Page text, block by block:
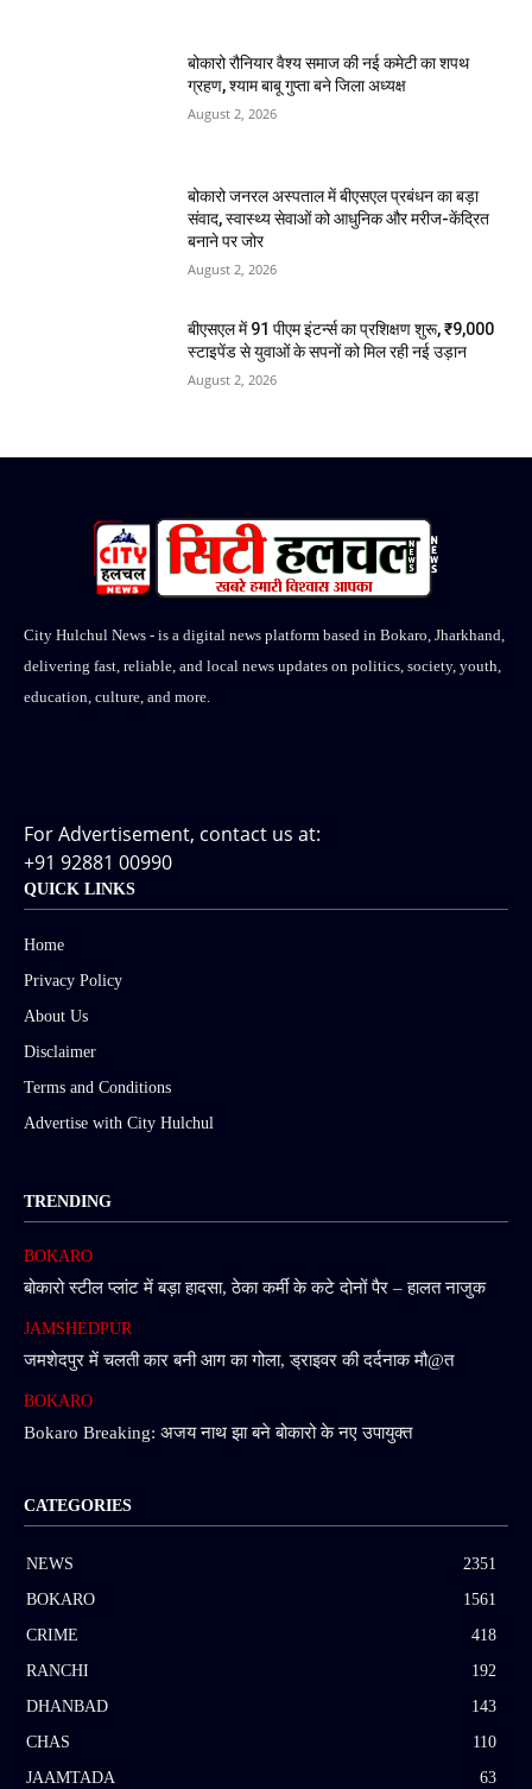
बोकारो रौनियार वैश्य समाज की नई कमेटी का शपथ
ग्रहण, श्याम बाबू गुप्ता बने जिला अध्यक्ष
August 2, 2026
बोकारो जनरल अस्पताल में बीएसएल प्रबंधन का बड़ा
संवाद, स्वास्थ्य सेवाओं को आधुनिक और मरीज-केंद्रित
बनाने पर जोर
August 2, 2026
बीएसएल में 91 पीएम इंटर्न्स का प्रशिक्षण शुरू, ₹9,000
स्टाइपेंड से युवाओं के सपनों को मिल रही नई उड़ान
August 2, 2026
City Hulchul News - is a digital news platform based in Bokaro, Jharkhand,
delivering fast, reliable, and local news updates on politics, society, youth,
education, culture, and more.
For Advertisement, contact us at:
+91 92881 00990
QUICK LINKS
Home
Privacy Policy
About Us
Disclaimer
Terms and Conditions
Advertise with City Hulchul
TRENDING
BOKARO
बोकारो स्टील प्लांट में बड़ा हादसा, ठेका कर्मी के कटे दोनों पैर – हालत नाजुक
JAMSHEDPUR
जमशेदपुर में चलती कार बनी आग का गोला, ड्राइवर की दर्दनाक मौ@त
BOKARO
Bokaro Breaking: अजय नाथ झा बने बोकारो के नए उपायुक्त
CATEGORIES
NEWS
2351
BOKARO
1561
CRIME
418
RANCHI
192
DHANBAD
143
CHAS
110
JAAMTADA
63